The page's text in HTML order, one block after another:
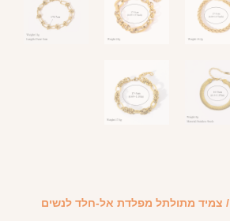
/ צמיד מתולתל מפלדת אל-חלד לנשים